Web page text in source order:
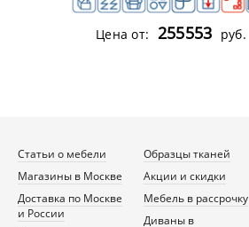
Цена от: 255553 руб.
Статьи о мебели
Магазины в Москве
Доставка по Москве
и России
Образцы тканей
Акции и скидки
Мебель в рассрочку
Диваны в